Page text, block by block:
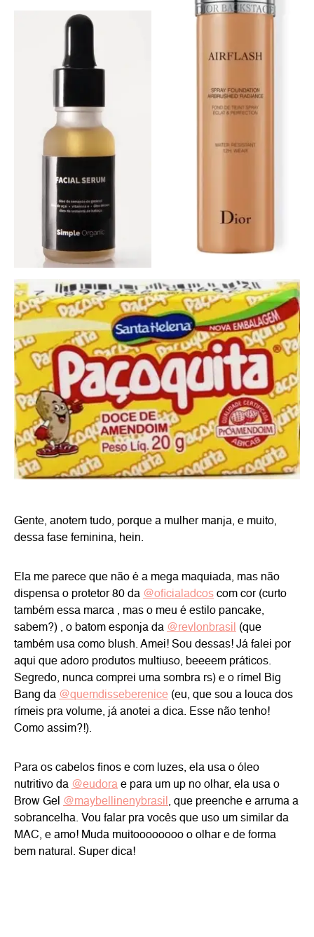
Gente, anotem tudo, porque a mulher manja, e muito,
dessa fase feminina, hein.
Ela me parece que não é a mega maquiada, mas não
dispensa o protetor 80 da @oficialadcos com cor (curto
também essa marca , mas o meu é estilo pancake,
sabem?) , o batom esponja da @revlonbrasil (que
também usa como blush. Amei! Sou dessas! Já falei por
aqui que adoro produtos multiuso, beeeem práticos.
Segredo, nunca comprei uma sombra rs) e o rímel Big
Bang da @quemdisseberenice (eu, que sou a louca dos
rímeis pra volume, já anotei a dica. Esse não tenho!
Como assim?!).
Para os cabelos finos e com luzes, ela usa o óleo
nutritivo da @eudora e para um up no olhar, ela usa o
Brow Gel @maybellinenybrasil, que preenche e arruma a
sobrancelha. Vou falar pra vocês que uso um similar da
MAC, e amo! Muda muitoooooooo o olhar e de forma
bem natural. Super dica!